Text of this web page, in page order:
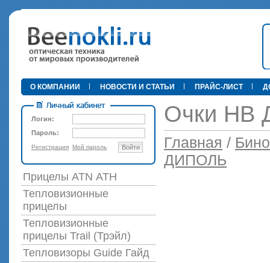
•
89 000
О КОМПАНИИ НОВОСТИ И СТАТЬИ ПРАЙС-ЛИСТ
Логин:
Пароль:
Регистрация Мой пароль Войти
Прицелы ATN АТН
Тепловизионные
прицелы
Тепловизионные
прицелы Trail (Трэйл)
Тепловизоры Guide Гайд
Очки НВ
Главная /
ДИПОЛЬ